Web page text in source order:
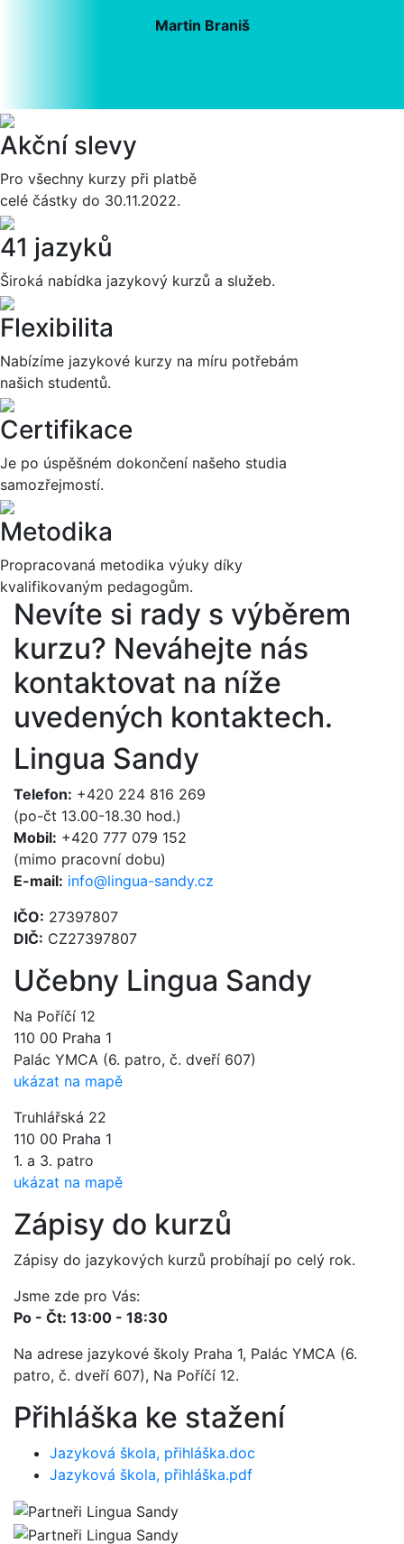
Martin Braniš
Akční slevy
Pro všechny kurzy při platbě
celé částky do 30.11.2022.
41 jazyků
Široká nabídka jazykový kurzů a služeb.
Flexibilita
Nabízíme jazykové kurzy na míru potřebám
našich studentů.
Certifikace
Je po úspěšném dokončení našeho studia
samozřejmostí.
Metodika
Propracovaná metodika výuky díky
kvalifikovaným pedagogům.
Nevíte si rady s výběrem
kurzu? Neváhejte nás
kontaktovat na níže
uvedených kontaktech.
Lingua Sandy
Telefon: +420 224 816 269
(po-čt 13.00-18.30 hod.)
Mobil: +420 777 079 152
(mimo pracovní dobu)
E-mail: info@lingua-sandy.cz
IČO: 27397807
DIČ: CZ27397807
Učebny Lingua Sandy
Na Poříčí 12
110 00 Praha 1
Palác YMCA (6. patro, č. dveří 607)
ukázat na mapě
Truhlářská 22
110 00 Praha 1
1. a 3. patro
ukázat na mapě
Zápisy do kurzů
Zápisy do jazykových kurzů probíhají po celý rok.
Jsme zde pro Vás:
Po - Čt: 13:00 - 18:30
Na adrese jazykové školy Praha 1, Palác YMCA (6.
patro, č. dveří 607), Na Poříčí 12.
Přihláška ke stažení
Jazyková škola, přihláška.doc
Jazyková škola, přihláška.pdf